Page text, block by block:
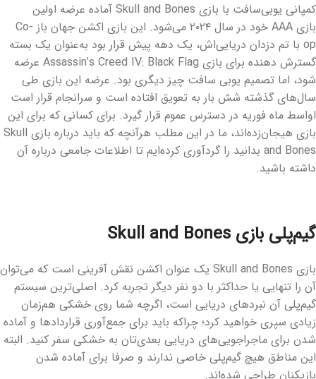
کمپانی
یوبی‌سافت با بازی Skull and Bones آماده عرضه اولین
بازی AAA
خود در سال ۲۰۲۴ می‌شود. این بازی اکشن جهان باز
Co-
op با تم دزدان دریایی‌اش، یک دهه پیش قرار بود به‌عنوان یک بسته
گسترش دهنده برای بازی Assassin’s Creed IV: Black Flag عرضه
شود، اما تصمیم یوبی‌ سافت چیز دیگری بود. عرضه این بازی طی
سال‌های گذشته شش بار به تعویق افتاده است و سرانجام قرار است
اواسط ماه فوریه در دسترس عموم قرار گیرد. برای کسانی که برای این
بازی هیجان‌زده‌اند، ما در این مطلب هرآنچه که باید درباره بازی Skull
and Bones بدانید را گردآوری کرده‌ایم تا اطلاعات جامعی درباره آن
داشته باشید.
گیم‌پلی بازی Skull and Bones
بازی
Skull and Bones یک عنوان اکشن نقش آفرینی است که می‌توان
آن را تنهایی یا حداکثر با دو نفر دیگر تجربه کرد. اصلی‌ترین سیستم
گیم‌پلی آن نبردهای دریایی است، اگرچه شما روی خشکی هم‌زمان
زیادی سپری خواهید کرد؛ چراکه باید برای جمع‌آوری قراردادها و آماده
شدن برای ماجراجویی‌های دریایی بعدی‌تان به خشکی سفر کنید. البته
این مناطق هیچ گیم‌پلی خاصی ندارند و صرفا برای آماده شدن
بازیکنان طراحی شده‌اند.